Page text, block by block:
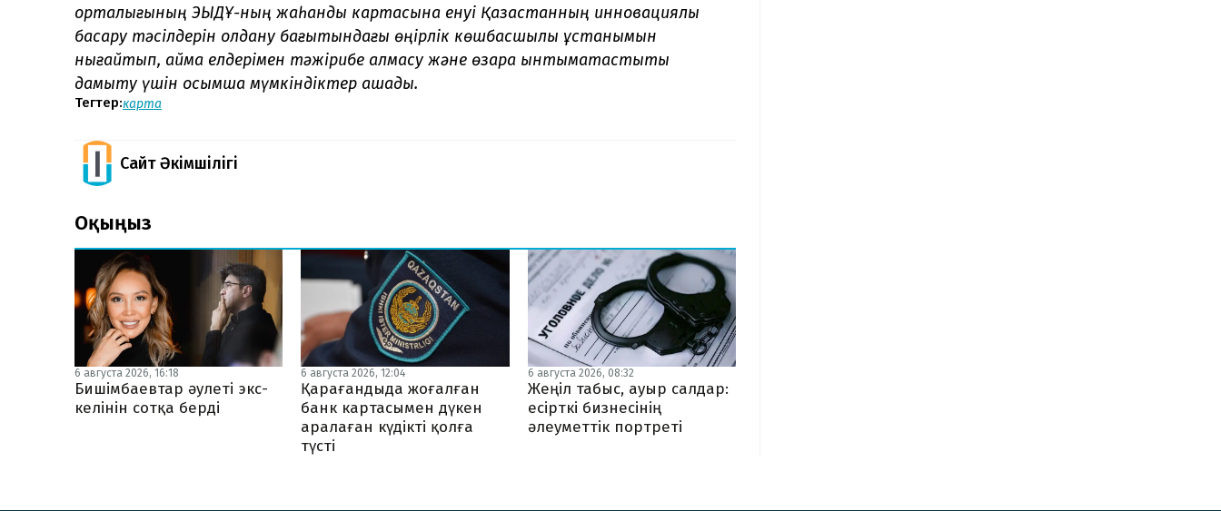
орталығының ЭЫДҰ-ның жаһандық картасына енуі Қазақстанның инновациялық
басқару тәсілдерін қолдану бағытындағы өңірлік көшбасшылық ұстанымын
нығайтып, аймақ елдерімен тәжірибе алмасу және өзара ынтымақтастықты
дамыту үшін қосымша мүмкіндіктер ашады.
Тегтер:карта
Сайт Әкімшілігі
Оқыңыз
6 августа 2026, 16:18
Бишімбаевтар әулеті экс-
келінін сотқа берді
6 августа 2026, 12:04
Қарағандыда жоғалған
банк картасымен дүкен
аралаған күдікті қолға
түсті
6 августа 2026, 08:32
Жеңіл табыс, ауыр салдар:
есірткі бизнесінің
әлеуметтік портреті